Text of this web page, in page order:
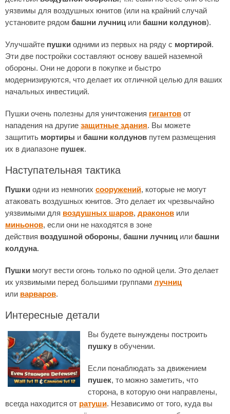
уязвимы для воздушных юнитов (или на крайний случай
установите рядом башни лучниц или башни колдунов).
Улучшайте пушки одними из первых на ряду с мортирой.
Эти две постройки составляют основу вашей наземной
обороны. Они не дороги в покупке и быстро
модернизируются, что делает их отличной целью для ваших
начальных инвестиций.
Пушки очень полезны для уничтожения гигантов от
нападения на другие защитные здания. Вы можете
защитить мортиры и башни колдунов путем размещения
их в диапазоне пушек.
Наступательная тактика
Пушки одни из немногих сооружений, которые не могут
атаковать воздушных юнитов. Это делает их чрезвычайно
уязвимыми для воздушных шаров, драконов или
миньонов, если они не находятся в зоне
действия воздушной обороны, башни лучниц или башни
колдуна.
Пушки могут вести огонь только по одной цели. Это делает
их уязвимыми перед большими группами лучниц
или варваров.
Интересные детали
Вы будете вынуждены построить
пушку в обучении.
Если понаблюдать за движением
пушек, то можно заметить, что
сторона, в которую они направлены,
всегда находится от ратуши. Независимо от того, куда вы